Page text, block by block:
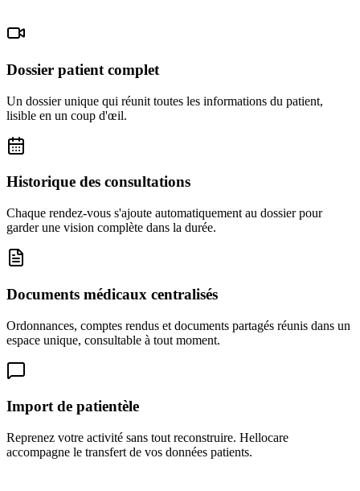
Dossier patient complet
Un dossier unique qui réunit toutes les informations du patient,
lisible en un coup d'œil.
Historique des consultations
Chaque rendez-vous s'ajoute automatiquement au dossier pour
garder une vision complète dans la durée.
Documents médicaux centralisés
Ordonnances, comptes rendus et documents partagés réunis dans un
espace unique, consultable à tout moment.
Import de patientèle
Reprenez votre activité sans tout reconstruire. Hellocare
accompagne le transfert de vos données patients.